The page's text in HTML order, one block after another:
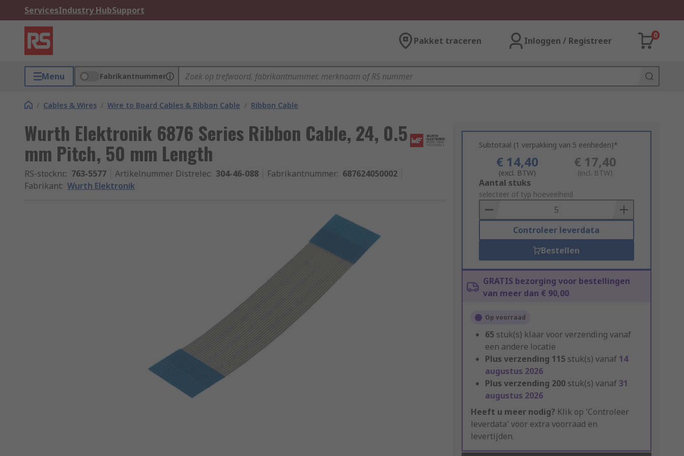
ServicesIndustry HubSupport
Pakket traceren Inloggen / Registreer
0
Menu Fabrikantnummer
/ Cables & Wires / Wire to Board Cables & Ribbon Cable / Ribbon Cable
Wurth Elektronik 6876 Series Ribbon Cable, 24, 0.5
mm Pitch, 50 mm Length
RS-stocknr.: 763-5577 Artikelnummer Distrelec: 304-46-088 Fabrikantnummer: 687624050002
Fabrikant: Wurth Elektronik
Subtotaal (1 verpakking van 5 eenheden)*
€ 14,40
(excl. BTW)
€ 17,40
(incl. BTW)
Add
to
Basket
Aantal stuks
selecteer of typ hoeveelheid
Controleer leverdata
Bestellen
GRATIS bezorging voor bestellingen
van meer dan € 90,00
Op voorraad
65 stuk(s) klaar voor verzending vanaf
een andere locatie
Plus verzending 115 stuk(s) vanaf 14
augustus 2026
Plus verzending 200 stuk(s) vanaf31
augustus 2026
Heeft u meer nodig? Klik op 'Controleer
leverdata' voor extra voorraad en
levertijden.